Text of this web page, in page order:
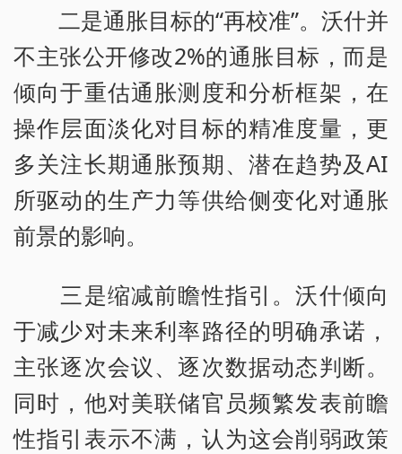
二是通胀目标的“再校准”。沃什并
不主张公开修改2%的通胀目标，而是
倾向于重估通胀测度和分析框架，在
操作层面淡化对目标的精准度量，更
多关注长期通胀预期、潜在趋势及AI
所驱动的生产力等供给侧变化对通胀
前景的影响。
三是缩减前瞻性指引。沃什倾向
于减少对未来利率路径的明确承诺，
主张逐次会议、逐次数据动态判断。
同时，他对美联储官员频繁发表前瞻
性指引表示不满，认为这会削弱政策